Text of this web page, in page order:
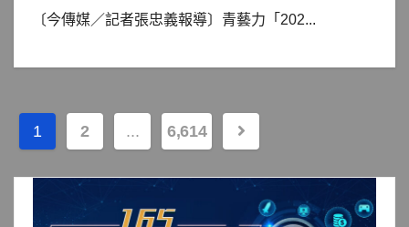
〔今傳媒／記者張忠義報導〕青藝力「202...
文
章
1 2 ... 6,614